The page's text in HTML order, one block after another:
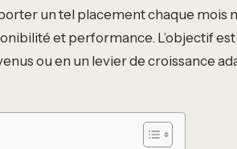
un tel placement chaque mois
et performance. L’objectif est
ou en un levier de croissance